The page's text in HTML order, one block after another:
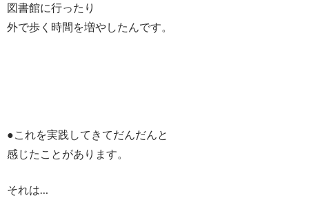
図書館に行ったり
外で歩く時間を増やしたんです。
●これを実践してきてだんだんと
感じたことがあります。
それは…